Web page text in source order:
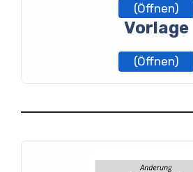
(Öffnen)
Vorlage
(Öffnen)